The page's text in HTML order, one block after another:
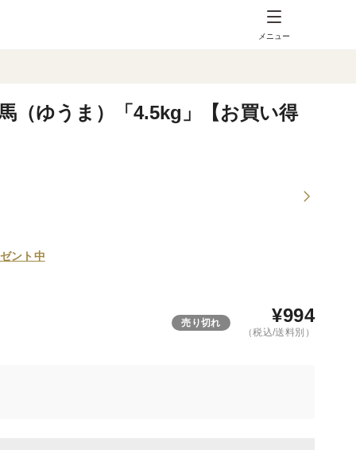
メニュー
（ゆうま）「4.5kg」【お買い得
ント中
売り切れ ¥994
（税込/送料別）